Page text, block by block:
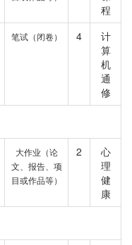
程
笔试（闭卷） 4
计
算
机
通
修
大作业（论
文、报告、项
目或作品等）
2
心
理
健
康